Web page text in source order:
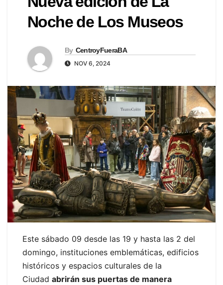
Noche de Los Museos
By CentroyFueraBA
NOV 6, 2024
Este sábado 09 desde las 19 y hasta las 2 del
domingo, instituciones emblemáticas, edificios
históricos y espacios culturales de la
Ciudad abrirán sus puertas de manera